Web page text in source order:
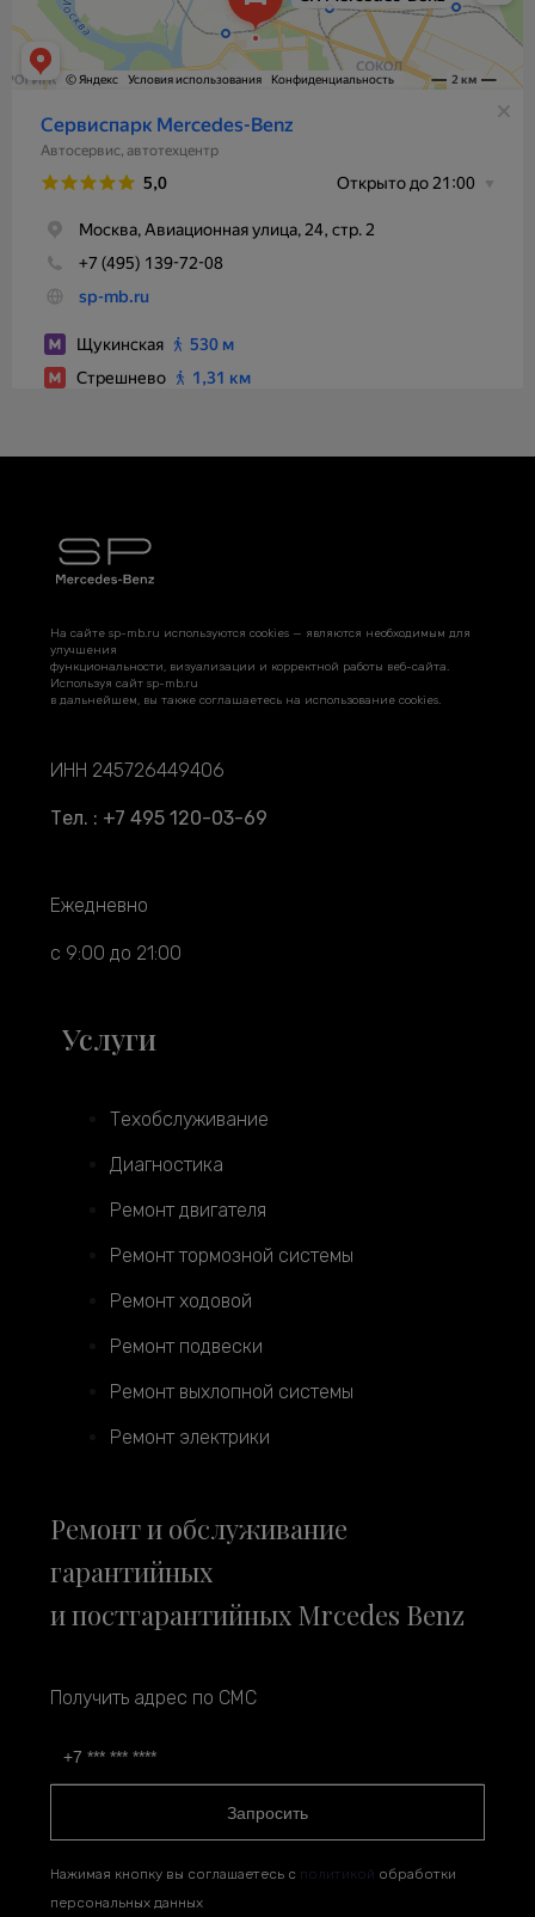
На сайте sp-mb.ru используются cookies — являются необходимым для
улучшения
функциональности, визуализации и корректной работы веб-сайта.
Используя сайт sp-mb.ru
в дальнейшем, вы также соглашаетесь на использование cookies.
ИНН 245726449406
Тел. : +7 495 120-03-69
Ежедневно
с 9:00 до 21:00
Услуги
Техобслуживание
Диагностика
Ремонт двигателя
Ремонт тормозной системы
Ремонт ходовой
Ремонт подвески
Ремонт выхлопной системы
Ремонт электрики
Ремонт и обслуживание
гарантийных
и постгарантийных Mrcedes Benz
Получить адрес по СМС
Запросить
Нажимая кнопку вы соглашаетесь с политикой обработки
персональных данных